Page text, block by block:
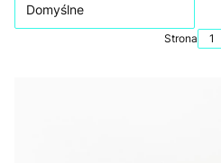
Domyślne
Strona